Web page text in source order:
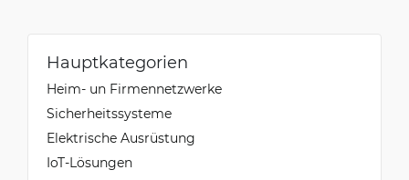
Hauptkategorien
Heim- un Firmennetzwerke
Sicherheitssysteme
Elektrische Ausrüstung
IoT-Lösungen